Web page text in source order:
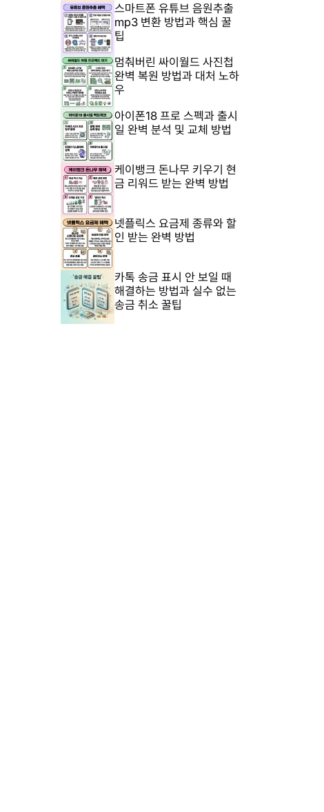
스마트폰 유튜브 음원추출
mp3 변환 방법과 핵심 꿀
팁
멈춰버린 싸이월드 사진첩
완벽 복원 방법과 대처 노하
우
아이폰18 프로 스펙과 출시
일 완벽 분석 및 교체 방법
케이뱅크 돈나무 키우기 현
금 리워드 받는 완벽 방법
넷플릭스 요금제 종류와 할
인 받는 완벽 방법
카톡 송금 표시 안 보일 때
해결하는 방법과 실수 없는
송금 취소 꿀팁